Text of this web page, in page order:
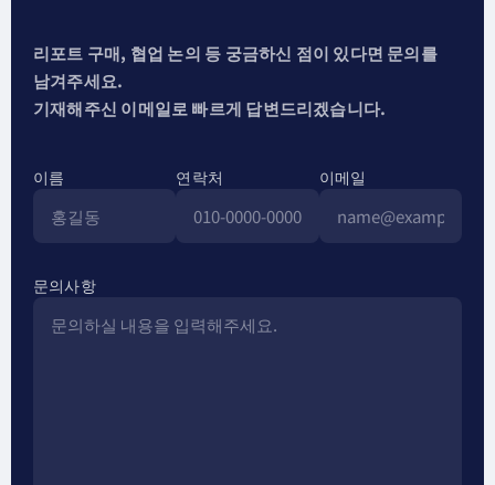
리포트 구매, 협업 논의 등 궁금하신 점이 있다면 문의를
남겨주세요.
기재해주신 이메일로 빠르게 답변드리겠습니다.
이름 연락처 이메일
문의사항